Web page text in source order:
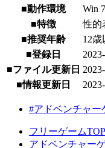
■動作環境
Win
■特徴
性的
■推奨年齢
12歳
■登録日
■ファイル更新日
■情報更新日
#アドベンチャー
フリーゲームTOP
アドベンチャー